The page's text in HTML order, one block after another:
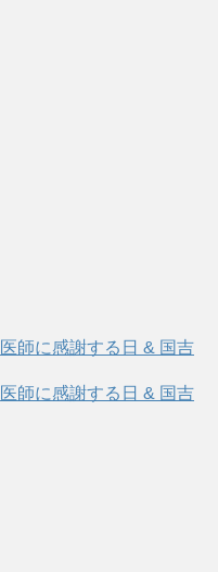
師に感謝する日 & 国吉
師に感謝する日 & 国吉